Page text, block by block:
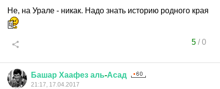
Не, на Урале - никак. Надо знать историю родного края
5/0
Башар Хаафез аль-Асад
21:17, 17.04.2017